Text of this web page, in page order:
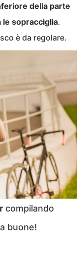
della parte
sopracciglia.
è da regolare.
compilando
buone!